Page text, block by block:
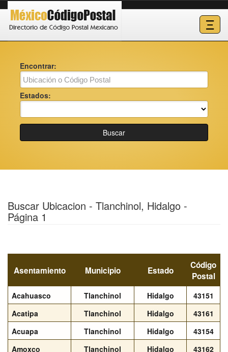
Ξ
Encontrar:
Estados:
Buscar
Buscar Ubicacion - Tlanchinol, Hidalgo -
Página 1
Asentamiento Municipio Estado
Código
Postal
Acahuasco Tlanchinol Hidalgo
43151
Acatipa
Tlanchinol Hidalgo
43161
Acuapa
Tlanchinol Hidalgo
43154
Amoxco
Tlanchinol Hidalgo
43162